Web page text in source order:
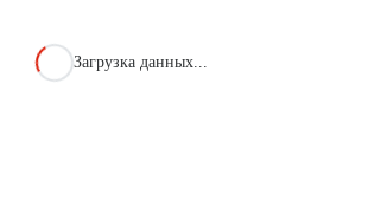
Загрузка данных...